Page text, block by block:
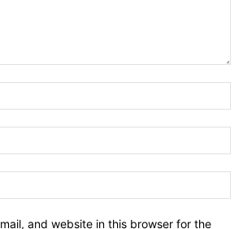
and website in this browser for the